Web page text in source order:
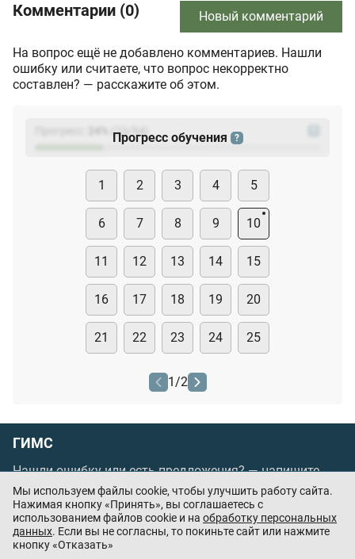
Комментарии (0) Новый комментарий
На вопрос ещё не добавлено комментариев. Нашли
ошибку или считаете, что вопрос некорректно
составлен? — расскажите об этом.
(23
Прогресс обучения ?
1 2 3 4 5
6 7 8 9 10
11 12 13 14 15
16 17 18 19 20
21 22 23 24 25
1 /2
ГИМС
Нашли ошибку или есть предложения? —напишите
нам
Порядок проведения оплаты по банковским
картам/Цены/Оферта
Приложения партнёров:
Мы используем файлы cookie, чтобы улучшить работу сайта.
Нажимая кнопку «Принять», вы соглашаетесь с
использованием файлов cookie и на обработку персональных
данных. Если вы не согласны, то покиньте сайт или нажмите
кнопку «Отказать»